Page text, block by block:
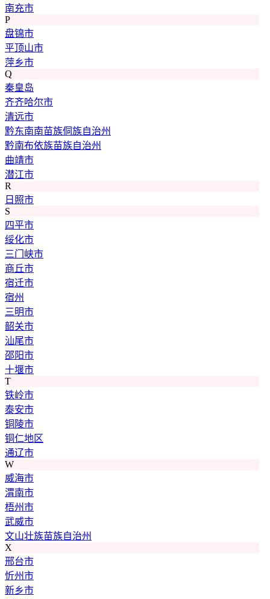
南充市
P
盘锦市
平顶山市
萍乡市
Q
秦皇岛
齐齐哈尔市
清远市
黔东南南苗族侗族自治州
黔南布依族苗族自治州
曲靖市
潜江市
R
日照市
S
四平市
绥化市
三门峡市
商丘市
宿迁市
宿州
三明市
韶关市
汕尾市
邵阳市
十堰市
T
铁岭市
泰安市
铜陵市
铜仁地区
通辽市
W
威海市
渭南市
梧州市
武威市
文山壮族苗族自治州
X
邢台市
忻州市
新乡市